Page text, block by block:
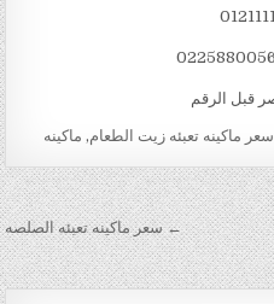
سعر ماكينه تعبئه زيت الطعام, ماكينه
← سعر ماكينه تعبئه الصلصه